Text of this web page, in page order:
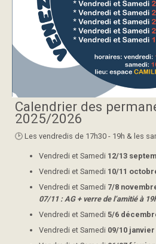
Calendrier des
2025/2026
🕑​ Les vendredis de 17h30 - 19h & les
Vendredi et Samedi 12/13
Vendredi et Samedi 10/11
Vendredi et Samedi 7/8
07/11 : AG + verre de l’amitié à
Vendredi et Samedi 5/6
Vendredi et Samedi 09/10 janvier